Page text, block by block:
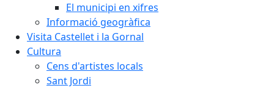
El municipi en xifres
Informació geogràfica
Visita Castellet i la Gornal
Cultura
Cens d'artistes locals
Sant Jordi